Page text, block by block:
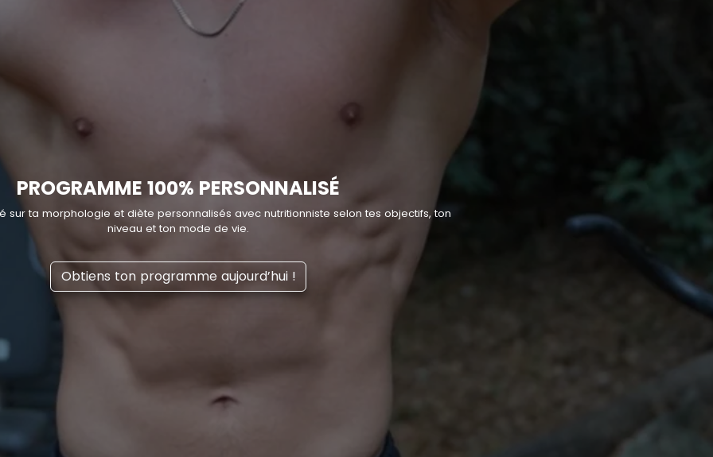
PROGRAMME 100% PERSONNALISÉ
sur ta morphologie et diète personnalisés avec nutritionniste selon tes objectifs, ton
niveau et ton mode de vie.
Obtiens ton programme aujourd’hui !